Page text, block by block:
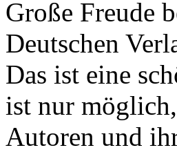
Große Freude
Deutschen
Das ist eine
ist nur
Autoren und